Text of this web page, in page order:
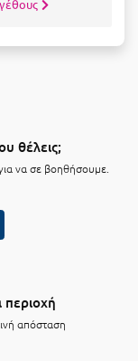
θέλεις;
να σε βοηθήσουμε.
περιοχή
απόσταση